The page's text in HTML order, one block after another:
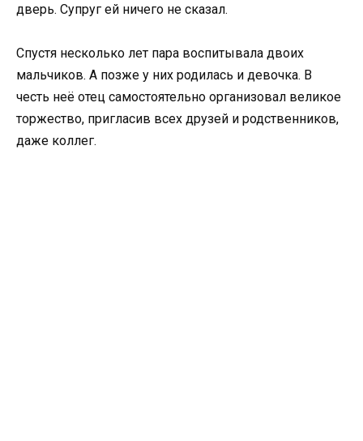
дверь. Супруг ей ничего не сказал.
Спустя несколько лет пара воспитывала двоих
мальчиков. А позже у них родилась и девочка. В
честь неё отец самостоятельно организовал великое
торжество, пригласив всех друзей и родственников,
даже коллег.